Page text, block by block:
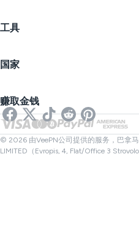
免费VPN
学生优惠
博客
隐私政策
Cookie偏好设置
网络隐私
匿名IP
流媒体用VPN
Netflix VPN
工具
隐藏您的IP
在线短信
链接检查器
文件检查器
国家
英国VPN
加拿大VPN
土耳其VPN
赚取金钱
合作伙伴
© 2026 由VeePN公司提供的服务，巴拿
LIMITED（Evropis, 4, Flat/Office 3